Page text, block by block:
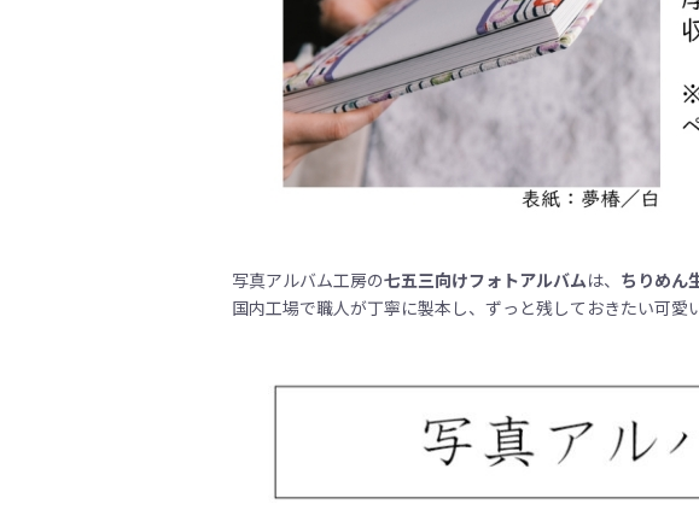
写真アルバム工房の七五三向けフォトアルバムは、 ちりめん
国内工場で職人が丁寧に製本し、ずっと残しておきたい可愛